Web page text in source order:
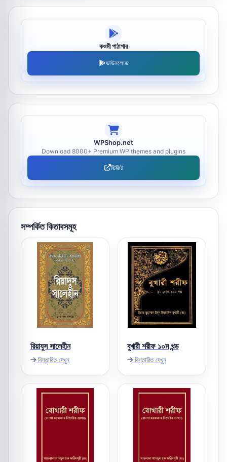
কওমী পাঠাগার
ডাউনলোড
WPShop.net
Download 8000+ Premium WP themes and plugins
ভিজিট
সম্পর্কিত কিতাবসমূহ
রিয়াযুস সালেহীন
বিস্তারিত দেখুন
বুখারী শরীফ ১০ম খন্ড
বিস্তারিত দেখুন